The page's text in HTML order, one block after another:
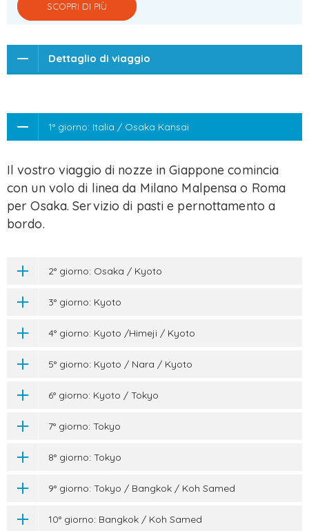
SCOPRI DI PIÙ
Dettaglio di viaggio
1° giorno: Italia / Osaka Kansai
Il vostro viaggio di nozze in Giappone comincia
con un volo di linea da Milano Malpensa o Roma
per Osaka. Servizio di pasti e pernottamento a
bordo.
2° giorno: Osaka / Kyoto
3° giorno: Kyoto
4° giorno: Kyoto /Himeji / Kyoto
5° giorno: Kyoto / Nara / Kyoto
6° giorno: Kyoto / Tokyo
7° giorno: Tokyo
8° giorno: Tokyo
9° giorno: Tokyo / Bangkok / Koh Samed
10° giorno: Bangkok / Koh Samed